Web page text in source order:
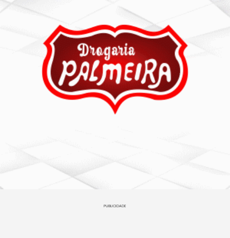
PUBLICIDADE